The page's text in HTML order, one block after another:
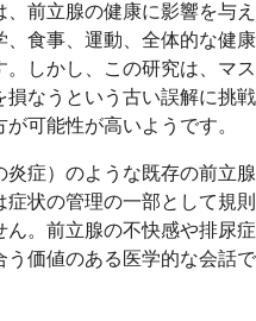
前立腺の健康に影響を与え
、食事、運動、全体的な健康
しかし、この研究は、マス
損なうという古い誤解に挑戦
可能性が高いようです。
炎症）のような既存の前立腺
状の管理の一部として規則
。前立腺の不快感や排尿症
価値のある医学的な会話で